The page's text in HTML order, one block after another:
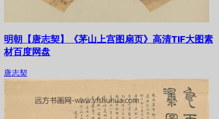
明朝【唐志契】《茅山上宫图扇页》高清TIF大图素
材百度网盘
唐志契